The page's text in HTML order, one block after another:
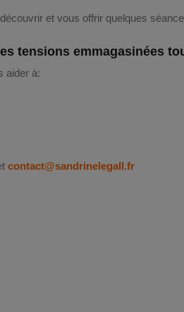
et vous offrir quelques
tensions emmagasinées
aider à:
contact@sandrinelegall.fr